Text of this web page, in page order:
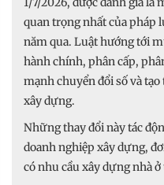
quan trọng nhất của pháp
năm qua. Luật hướng tới
hành chính, phân cấp,
mạnh chuyển đổi số và
xây dựng.
Những thay đổi này tác
doanh nghiệp xây dựng,
có nhu cầu xây dựng nhà ở